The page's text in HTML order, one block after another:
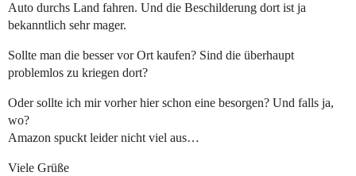
Auto durchs Land fahren. Und die Beschilderung dort ist ja
bekanntlich sehr mager.
Sollte man die besser vor Ort kaufen? Sind die überhaupt
problemlos zu kriegen dort?
Oder sollte ich mir vorher hier schon eine besorgen? Und falls ja,
wo?
Amazon spuckt leider nicht viel aus…
Viele Grüße